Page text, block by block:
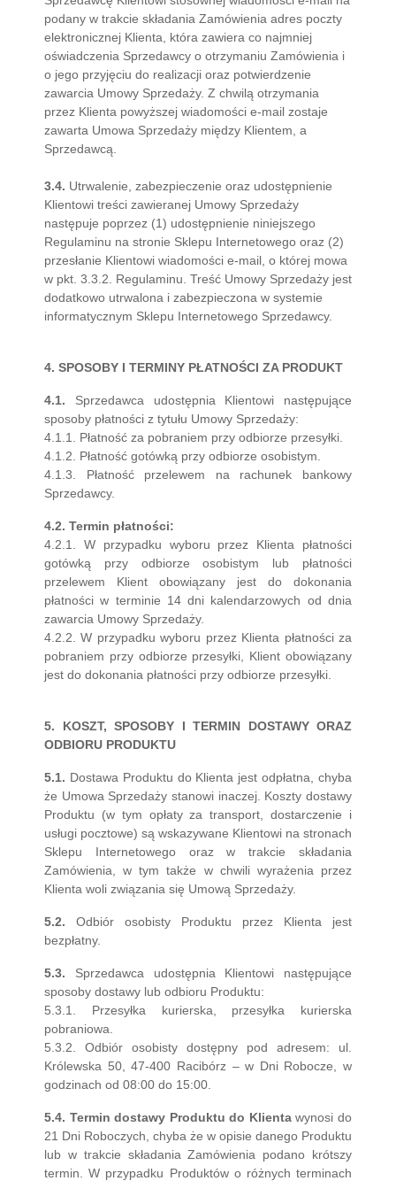
podany w trakcie składania Zamówienia adres poczty
elektronicznej Klienta, która zawiera co najmniej
oświadczenia Sprzedawcy o otrzymaniu Zamówienia i
o jego przyjęciu do realizacji oraz potwierdzenie
zawarcia Umowy Sprzedaży. Z chwilą otrzymania
przez Klienta powyższej wiadomości e-mail zostaje
zawarta Umowa Sprzedaży między Klientem, a
Sprzedawcą.
3.4. Utrwalenie, zabezpieczenie oraz udostępnienie
Klientowi treści zawieranej Umowy Sprzedaży
następuje poprzez (1) udostępnienie niniejszego
Regulaminu na stronie Sklepu Internetowego oraz (2)
przesłanie Klientowi wiadomości e-mail, o której mowa
w pkt. 3.3.2. Regulaminu. Treść Umowy Sprzedaży jest
dodatkowo utrwalona i zabezpieczona w systemie
informatycznym Sklepu Internetowego Sprzedawcy.
4. SPOSOBY I TERMINY PŁATNOŚCI ZA PRODUKT
4.1. Sprzedawca udostępnia Klientowi następujące
sposoby płatności z tytułu Umowy Sprzedaży:
4.1.1. Płatność za pobraniem przy odbiorze przesyłki.
4.1.2. Płatność gotówką przy odbiorze osobistym.
4.1.3. Płatność przelewem na rachunek bankowy
Sprzedawcy.
4.2. Termin płatności:
4.2.1. W przypadku wyboru przez Klienta płatności
gotówką przy odbiorze osobistym lub płatności
przelewem Klient obowiązany jest do dokonania
płatności w terminie 14 dni kalendarzowych od dnia
zawarcia Umowy Sprzedaży.
4.2.2. W przypadku wyboru przez Klienta płatności za
pobraniem przy odbiorze przesyłki, Klient obowiązany
jest do dokonania płatności przy odbiorze przesyłki.
5. KOSZT, SPOSOBY I TERMIN DOSTAWY ORAZ
ODBIORU PRODUKTU
5.1. Dostawa Produktu do Klienta jest odpłatna, chyba
że Umowa Sprzedaży stanowi inaczej. Koszty dostawy
Produktu (w tym opłaty za transport, dostarczenie i
usługi pocztowe) są wskazywane Klientowi na stronach
Sklepu Internetowego oraz w trakcie składania
Zamówienia, w tym także w chwili wyrażenia przez
Klienta woli związania się Umową Sprzedaży.
5.2. Odbiór osobisty Produktu przez Klienta jest
bezpłatny.
5.3. Sprzedawca udostępnia Klientowi następujące
sposoby dostawy lub odbioru Produktu:
5.3.1. Przesyłka kurierska, przesyłka kurierska
pobraniowa.
5.3.2. Odbiór osobisty dostępny pod adresem: ul.
Królewska 50, 47-400 Racibórz – w Dni Robocze, w
godzinach od 08:00 do 15:00.
5.4. Termin dostawy Produktu do Klientawynosi do
21 Dni Roboczych, chyba że w opisie danego Produktu
lub w trakcie składania Zamówienia podano krótszy
termin. W przypadku Produktów o różnych terminach